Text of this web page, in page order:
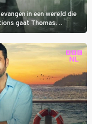
in een wereld die
gaat Thomas